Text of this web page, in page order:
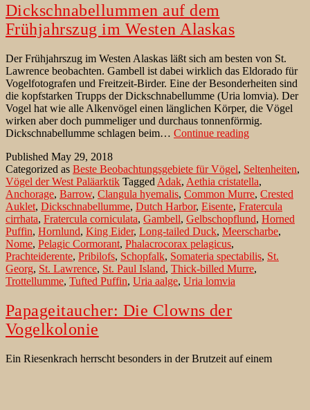
Dickschnabellummen auf dem
Frühjahrszug im Westen Alaskas
Der Frühjahrszug im Westen Alaskas läßt sich am besten von St.
Lawrence beobachten. Gambell ist dabei wirklich das Eldorado für
Vogelfotografen und Freitzeit-Birder. Eine der Besonderheiten sind
die kopfstarken Trupps der Dickschnabellumme (Uria lomvia). Der
Vogel hat wie alle Alkenvögel einen länglichen Körper, die Vögel
wirken aber doch pummeliger und durchaus tonnenförmig.
Dickschnabellumme schlagen beim… Continue reading
Frühjahrszug
im
Westen
Alaskas
Published May 29, 2018
Categorized as Beste Beobachtungsgebiete für Vögel, Seltenheiten,
Vögel der West Paläarktik Tagged Adak, Aethia cristatella,
Anchorage, Barrow, Clangula hyemalis, Common Murre, Crested
Auklet, Dickschnabellumme, Dutch Harbor, Eisente, Fratercula
cirrhata, Fratercula corniculata, Gambell, Gelbschopflund, Horned
Puffin, Hornlund, King Eider, Long-tailed Duck, Meerscharbe,
Nome, Pelagic Cormorant, Phalacrocorax pelagicus,
Prachteiderente, Pribilofs, Schopfalk, Somateria spectabilis, St.
Georg, St. Lawrence, St. Paul Island, Thick-billed Murre,
Trottellumme, Tufted Puffin, Uria aalge, Uria lomvia
Papageitaucher: Die Clowns der
Vogelkolonie
Ein Riesenkrach herrscht besonders in der Brutzeit auf einem